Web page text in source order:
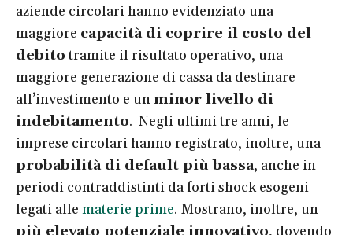
aziende circolari hanno evidenziato una
maggiore capacità di coprire il costo del
debitotramite il risultato operativo, una
maggiore generazione di cassa da destinare
all’investimento e unminor livello di
indebitamento. Negli ultimi tre anni, le
imprese circolari hanno registrato, inoltre, una
probabilità di default più bassa, anche in
periodi contraddistinti da forti shock esogeni
legati alle materie prime. Mostrano, inoltre, un